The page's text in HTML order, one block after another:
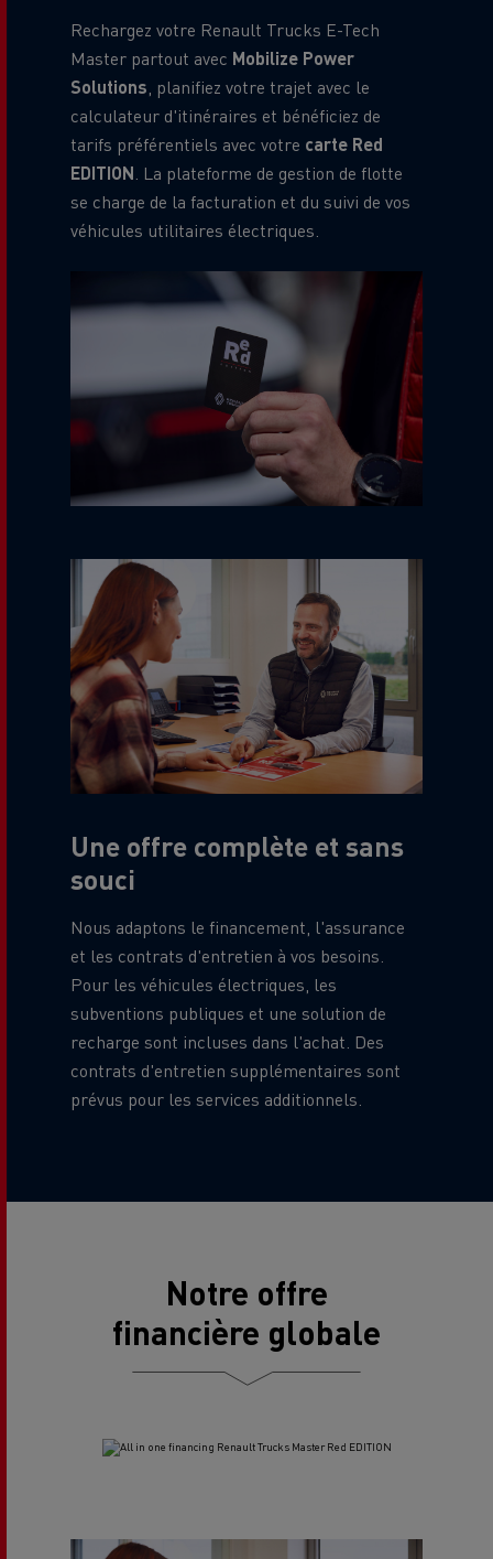
Rechargez votre Renault Trucks E-Tech
Master partout avec Mobilize Power
Solutions , planifiez votre trajet avec le
calculateur d'itinéraires et bénéficiez de
tarifs préférentiels avec votre carte Red
EDITION . La plateforme de gestion de flotte
se charge de la facturation et du suivi de vos
véhicules utilitaires électriques.
Une offre complète et sans
souci
Nous adaptons le financement, l'assurance
et les contrats d'entretien à vos besoins.
Pour les véhicules électriques, les
subventions publiques et une solution de
recharge sont incluses dans l'achat. Des
contrats d'entretien supplémentaires sont
prévus pour les services additionnels.
Notre offre
financière globale